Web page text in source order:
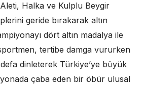
Halka ve Kulplu Beygir
geride bırakarak altın
dört altın madalya ile
tertibe damga vururken
defa dinleterek Türkiye’ye büyük
çaba eden bir öbür ulusal